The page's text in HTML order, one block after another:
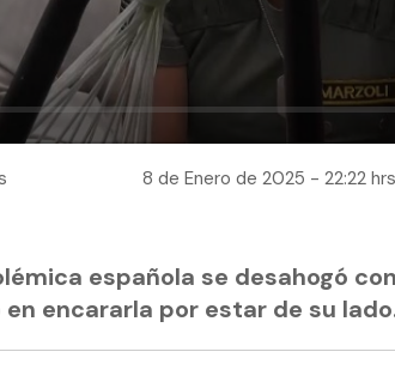
8 de Enero de 2025 - 22:22
española se desahogó
en encararla por estar de su